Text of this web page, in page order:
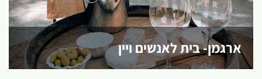
ארגמן- בית לאנשים ויין